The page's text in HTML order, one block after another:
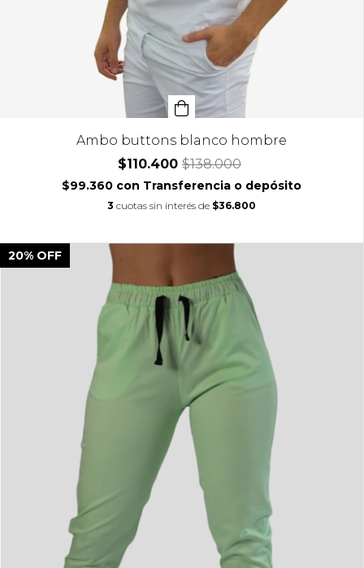
Ambo buttons blanco hombre
$110.400 $138.000
$99.360 con Transferencia o depósito
3 cuotas sin interés de $36.800
20% OFF